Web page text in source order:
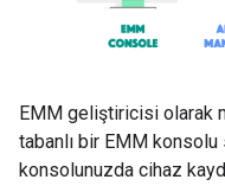
EMM geliştiricisi olarak
tabanlı bir EMM
konsolunuzda cihaz